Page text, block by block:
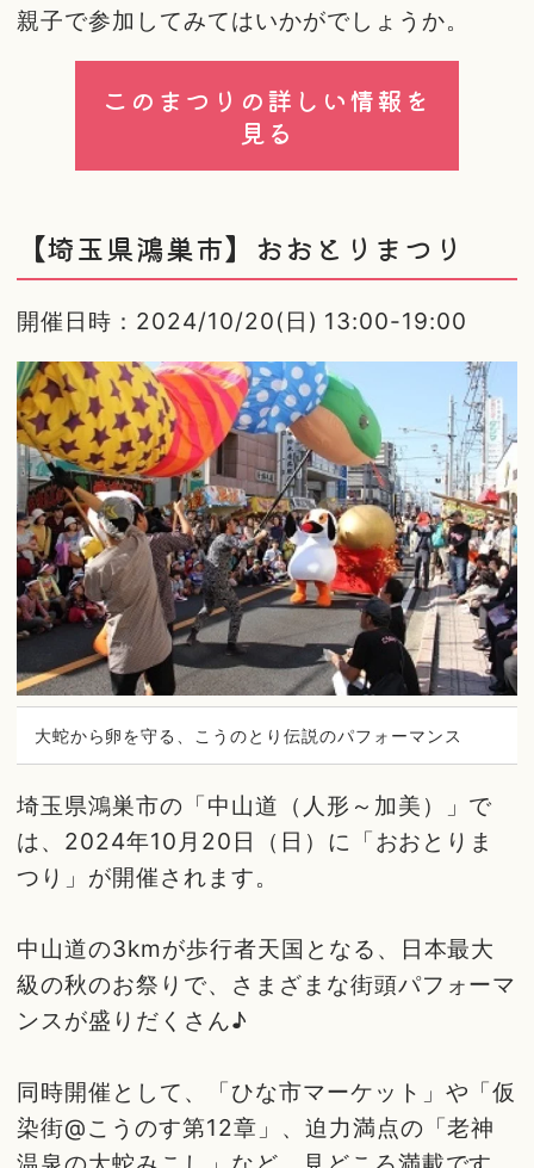
親子で参加してみてはいかがでしょうか。
このまつりの詳しい情報を
見る
【埼玉県鴻巣市】おおとりまつり
開催日時：2024/10/20(日) 13:00-19:00
大蛇から卵を守る、こうのとり伝説のパフォーマンス
埼玉県鴻巣市の「中山道（人形～加美）」で
は、2024年10月20日（日）に「おおとりま
つり」が開催されます。
中山道の3kmが歩行者天国となる、日本最大
級の秋のお祭りで、さまざまな街頭パフォーマ
ンスが盛りだくさん♪
同時開催として、「ひな市マーケット」や「仮
染街@こうのす第12章」、迫力満点の「老神